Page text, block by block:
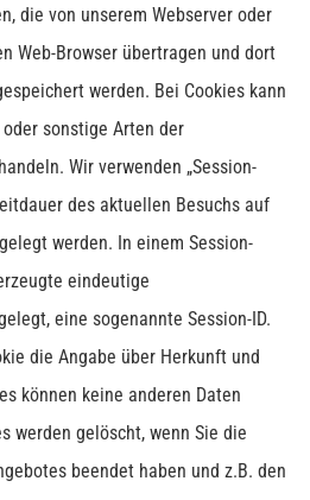
die von unserem Webserver oder
Web-Browser übertragen und dort
werden. Bei Cookies kann
sonstige Arten der
Wir verwenden „Session-
des aktuellen Besuchs auf
werden. In einem Session-
eindeutige
eine sogenannte Session-ID.
die Angabe über Herkunft und
können keine anderen Daten
werden gelöscht, wenn Sie die
beendet haben und z.B. den